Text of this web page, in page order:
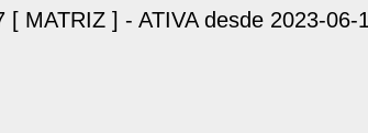
[ MATRIZ ] - ATIVA desde 2023-06-